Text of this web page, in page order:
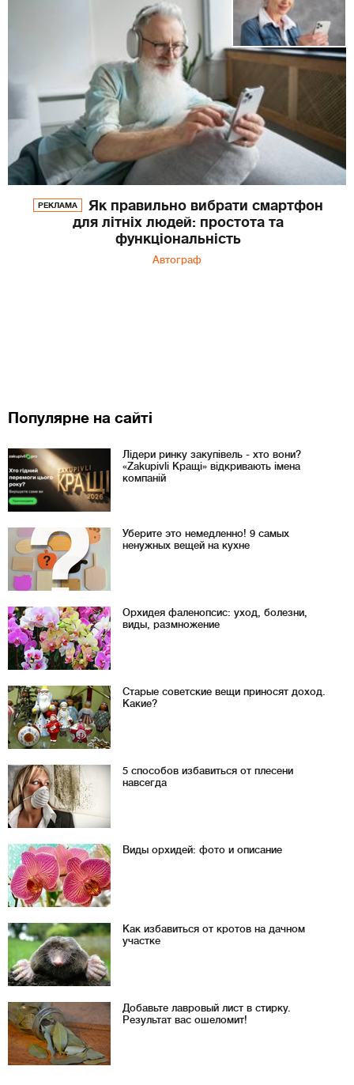
РЕКЛАМА
Як правильно вибрати смартфон
для літніх людей: простота та
функціональність
Автограф
Популярне на сайті
Лідери ринку закупівель - хто вони?
«Zakupivli Кращі» відкривають імена
компаній
Уберите это немедленно! 9 самых
ненужных вещей на кухне
Орхидея фаленопсис: уход, болезни,
виды, размножение
Старые советские вещи приносят доход.
Какие?
5 способов избавиться от плесени
навсегда
Виды орхидей: фото и описание
Как избавиться от кротов на дачном
участке
Добавьте лавровый лист в стирку.
Результат вас ошеломит!